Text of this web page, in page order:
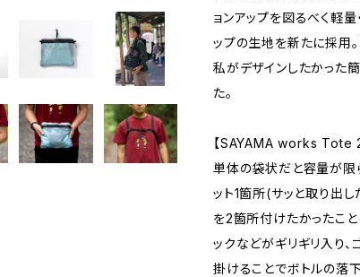
ョンアップを図るべく軽
ップの生地を新たに採用
私がデザインしたかった
た。
【SAYAMA works Tote
単体の袋状だと容量が限
ット1箇所(サッと取り出
を2箇所付けたかったこ
ックなどがギリギリ入り、
掛けることでボトルの落